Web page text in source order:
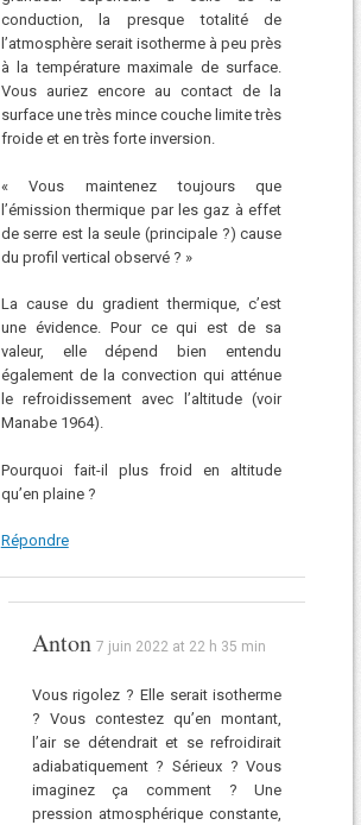
conduction, la presque totalité de
l’atmosphère serait isotherme à peu près
à la température maximale de surface.
Vous auriez encore au contact de la
surface une très mince couche limite très
froide et en très forte inversion.
« Vous maintenez toujours que
l’émission thermique par les gaz à effet
de serre est la seule (principale ?) cause
du profil vertical observé ? »
La cause du gradient thermique, c’est
une évidence. Pour ce qui est de sa
valeur, elle dépend bien entendu
également de la convection qui atténue
le refroidissement avec l’altitude (voir
Manabe 1964).
Pourquoi fait-il plus froid en altitude
qu’en plaine ?
Répondre
Anton 7 juin 2022 at 22 h 35 min
Vous rigolez ? Elle serait isotherme
? Vous contestez qu’en montant,
l’air se détendrait et se refroidirait
adiabatiquement ? Sérieux ? Vous
imaginez ça comment ? Une
pression atmosphérique constante,